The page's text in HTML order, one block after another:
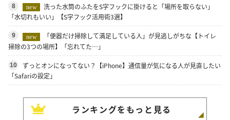
8 new
洗った水筒のふたをS字フックに掛けると「場所を取らない」
「水切れもいい」【S字フック活用術3選】
9 new
「便器だけ掃除して満足している人」が見逃しがちな【トイレ
掃除の3つの場所】「忘れてた…」
10
ずっとオンになってない？【iPhone】通信量が気になる人が見直したい
「Safariの設定」
ランキングをもっと見る